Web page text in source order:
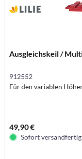
Ausgleichskeil /
912552
Für den variablen
49,90 €
Sofort